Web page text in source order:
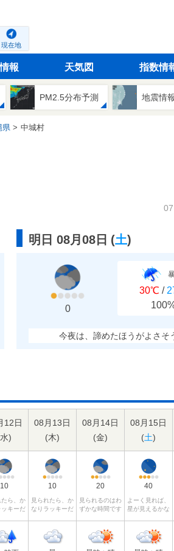
現在地
報 天気図 指数情
PM2.5分布予測 地震情
県 中城村
明日 08月08日 (土)
0
30℃ /
今夜は、諦めたほうがよさそ
12日
水)
08月13日
(木)
08月14日
(金)
08月15日
(土)
10
たら、か
ッキーだ
10
見られたら、か
なりラッキーだ
20
見られるのはわ
ずかな時間です
40
よーく見れば、
星が見えるかな